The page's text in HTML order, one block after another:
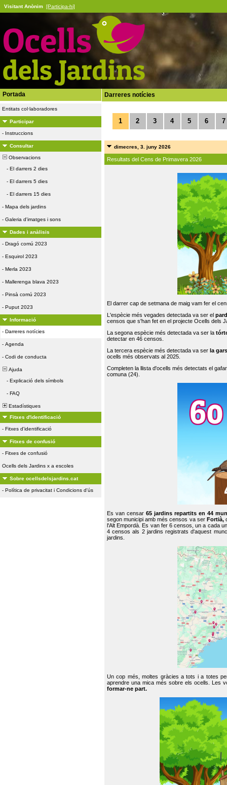
Visitant Anònim [Participa-hi]
Portada
Entitats col·laboradores
Participar
- Instruccions
Consultar
Observacions
- El darrers 2 dies
- El darrers 5 dies
- El darrers 15 dies
- Mapa dels jardins
- Galeria d'imatges i sons
Dades i anàlisis
- Dragó comú 2023
- Esquirol 2023
- Merla 2023
- Mallerenga blava 2023
- Pinsà comú 2023
- Puput 2023
Informació
- Darreres notícies
- Agenda
- Codi de conducta
Ajuda
- Explicació dels símbols
- FAQ
Estadístiques
Fitxes d'identificació
- Fitxes d'identificació
Fitxes de confusió
- Fitxes de confusió
Ocells dels Jardins x a escoles
Sobre ocellsdelsjardins.cat
- Política de privacitat i Condicions d'ús
Darreres notícies
1 2 3 4 5 6 7
dimecres, 3. juny 2026
Resultats del Cens de Primavera 2026
El darrer cap de setmana de maig vam fer el
L'espècie més vegades detectada va ser el
censos que s'han fet en el projecte Ocells dels
La segona espècie més detectada va ser la
detectar en 46 censos.
La tercera espècie més detectada va ser la
ocells més observats al 2025.
Completen la llista d'ocells més detectats el
comuna (24).
Es van censar65 jardins repartits en 44
segon municipi amb més censos va ser Fortià,
l'Alt Empordà. Es van fer 6 censos, un a cada
4 censos als 2 jardins registrats d'aquest
jardins.
Un cop més, moltes gràcies a tots i a totes
aprendre una mica més sobre els ocells. Les
formar-ne part.